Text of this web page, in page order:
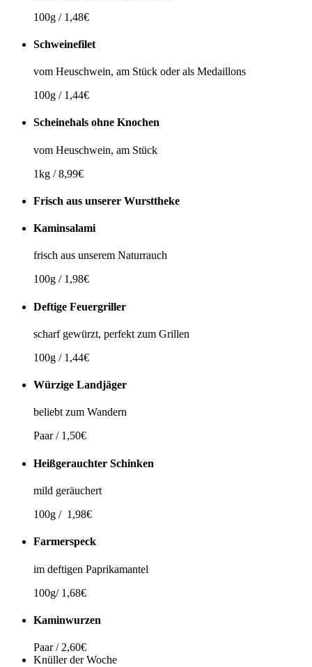
100g / 1,48€
Schweinefilet
vom Heuschwein, am Stück oder als Medaillons
100g / 1,44€
Scheinehals ohne Knochen
vom Heuschwein, am Stück
1kg / 8,99€
Frisch aus unserer Wursttheke
Kaminsalami
frisch aus unserem Naturrauch
100g / 1,98€
Deftige Feuergriller
scharf gewürzt, perfekt zum Grillen
100g / 1,44€
Würzige Landjäger
beliebt zum Wandern
Paar / 1,50€
Heißgerauchter Schinken
mild geräuchert
100g / 1,98€
Farmerspeck
im deftigen Paprikamantel
100g/ 1,68€
Kaminwurzen
Paar / 2,60€
Knüller der Woche